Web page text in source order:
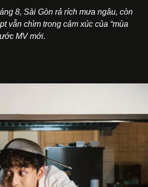
8, Sài Gòn rả rích mưa ngâu, còn
vẫn chìm trong cảm xúc của “mùa
MV mới.